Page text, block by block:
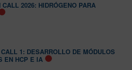
2026: HIDRÓGENO PARA
1: DESARROLLO DE MÓDULOS
EN HCP E IA